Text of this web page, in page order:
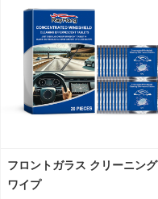
フロントガラス クリーニング
ワイプ